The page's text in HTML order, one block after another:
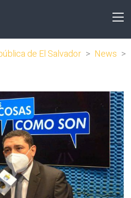
de El Salvador > News >